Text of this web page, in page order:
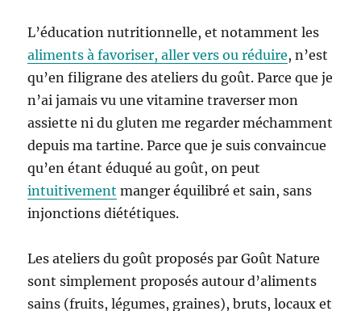
L’éducation nutritionnelle, et notamment les
aliments à favoriser, aller vers ou réduire, n’est
qu’en filigrane des ateliers du goût. Parce que je
n’ai jamais vu une vitamine traverser mon
assiette ni du gluten me regarder méchamment
depuis ma tartine. Parce que je suis convaincue
qu’en étant éduqué au goût, on peut
intuitivement manger équilibré et sain, sans
injonctions diététiques.
Les ateliers du goût proposés par Goût Nature
sont simplement proposés autour d’aliments
sains (fruits, légumes, graines), bruts, locaux et